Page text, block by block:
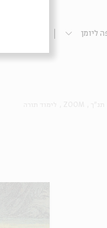
ליומן